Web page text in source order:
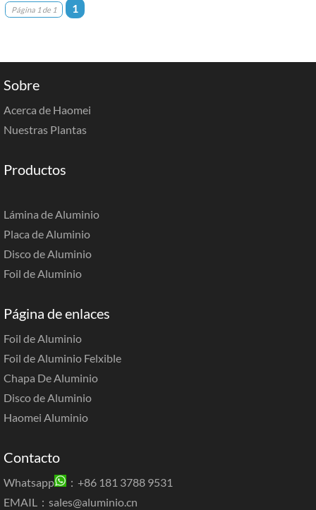
Página 1 de 1 1
Sobre
Acerca de Haomei
Nuestras Plantas
Productos
Lámina de Aluminio
Placa de Aluminio
Disco de Aluminio
Foil de Aluminio
Página de enlaces
Foil de Aluminio
Foil de Aluminio Felxible
Chapa De Aluminio
Disco de Aluminio
Haomei Aluminio
Contacto
Whatsapp
：+86 181 3788 9531
EMAIL： sales@aluminio.cn